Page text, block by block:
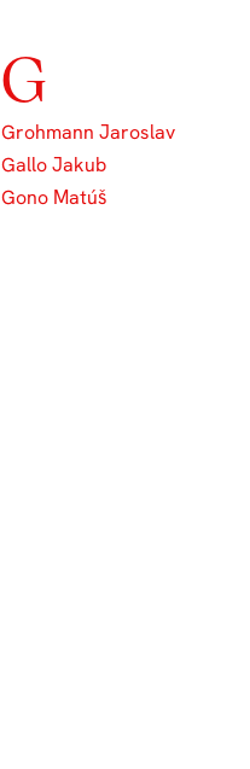
G
Grohmann Jaroslav
Gallo Jakub
Gono Matúš